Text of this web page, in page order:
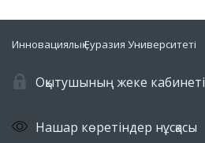
Инновациялық Еуразия Университеті
Оқытушының жеке кабинеті
Нашар көретіндер нұсқасы